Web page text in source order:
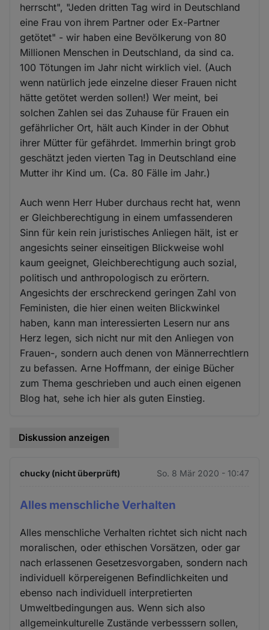
herrscht", "Jeden dritten Tag wird in Deutschland
eine Frau von ihrem Partner oder Ex-Partner
getötet" - wir haben eine Bevölkerung von 80
Millionen Menschen in Deutschland, da sind ca.
100 Tötungen im Jahr nicht wirklich viel. (Auch
wenn natürlich jede einzelne dieser Frauen nicht
hätte getötet werden sollen!) Wer meint, bei
solchen Zahlen sei das Zuhause für Frauen ein
gefährlicher Ort, hält auch Kinder in der Obhut
ihrer Mütter für gefährdet. Immerhin bringt grob
geschätzt jeden vierten Tag in Deutschland eine
Mutter ihr Kind um. (Ca. 80 Fälle im Jahr.)
Auch wenn Herr Huber durchaus recht hat, wenn
er Gleichberechtigung in einem umfassenderen
Sinn für kein rein juristisches Anliegen hält, ist er
angesichts seiner einseitigen Blickweise wohl
kaum geeignet, Gleichberechtigung auch sozial,
politisch und anthropologisch zu erörtern.
Angesichts der erschreckend geringen Zahl von
Feministen, die hier einen weiten Blickwinkel
haben, kann man interessierten Lesern nur ans
Herz legen, sich nicht nur mit den Anliegen von
Frauen-, sondern auch denen von Männerrechtlern
zu befassen. Arne Hoffmann, der einige Bücher
zum Thema geschrieben und auch einen eigenen
Blog hat, sehe ich hier als guten Einstieg.
Diskussion anzeigen
chucky (nicht überprüft) So. 8 Mär 2020 - 10:47
Alles menschliche Verhalten
Alles menschliche Verhalten richtet sich nicht nach
moralischen, oder ethischen Vorsätzen, oder gar
nach erlassenen Gesetzesvorgaben, sondern nach
individuell körpereigenen Befindlichkeiten und
ebenso nach individuell interpretierten
Umweltbedingungen aus. Wenn sich also
allgemeinkulturelle Zustände verbesssern sollen,